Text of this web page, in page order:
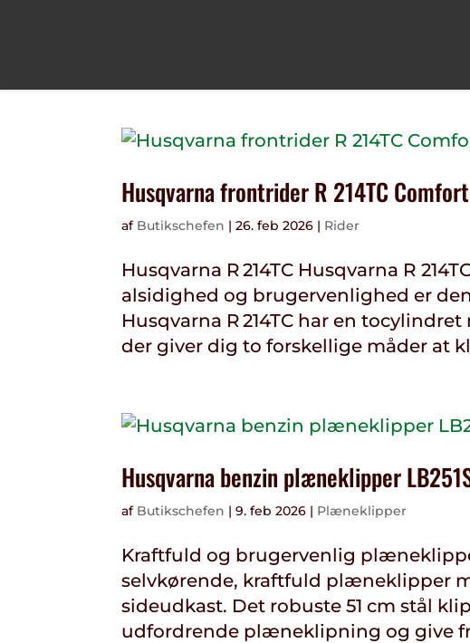
Husqvarna frontrider R 214TC
af Butikschefen |26. feb 2026 | Rider
Husqvarna R 214TC Husqvarna R
alsidighed og brugervenlighed er
Husqvarna R 214TC har en
der giver dig to forskellige måder at
Husqvarna benzin plæneklipper
af Butikschefen |9. feb 2026 | Plæneklipper
Kraftfuld og brugervenlig
selvkørende, kraftfuld plæneklipper
sideudkast. Det robuste 51 cm stål
udfordrende plæneklipning og give